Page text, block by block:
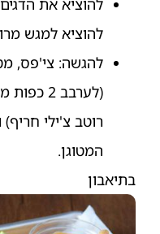
להוציא את
להוציא למגש
להגשה: צי'פס,
רוטב צ'ילי
המטוגן.
בתיאבון